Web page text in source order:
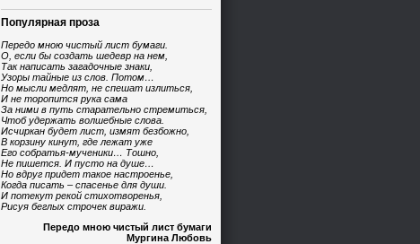
Популярная проза
Передо мною чистый лист бумаги.
О, если бы создать шедевр на нем,
Так написать загадочные знаки,
Узоры тайные из слов. Потом…
Но мысли медлят, не спешат излиться,
И не торопится рука сама
За ними в путь старательно стремиться,
Чтоб удержать волшебные слова.
Исчиркан будет лист, измят безбожно,
В корзину кинут, где лежат уже
Его собратья-мученики… Тошно,
Не пишется. И пусто на душе…
Но вдруг придет такое настроенье,
Когда писать – спасенье для души.
И потекут рекой стихотворенья,
Рисуя беглых строчек виражи.
Передо мною чистый лист бумаги
Мургина Любовь